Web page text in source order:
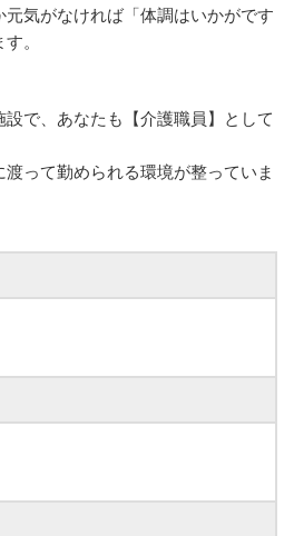
気がなければ「体調はいかがです
。
で、あなたも【介護職員】として
って勤められる環境が整っていま